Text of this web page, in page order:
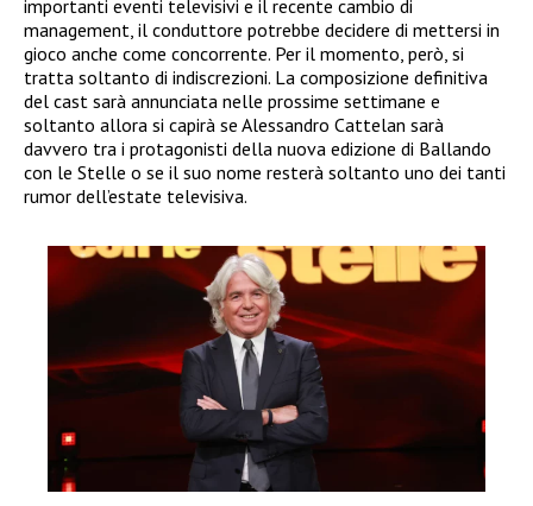
importanti eventi televisivi e il recente cambio di
management, il conduttore potrebbe decidere di mettersi in
gioco anche come concorrente. Per il momento, però, si
tratta soltanto di indiscrezioni. La composizione definitiva
del cast sarà annunciata nelle prossime settimane e
soltanto allora si capirà se Alessandro Cattelan sarà
davvero tra i protagonisti della nuova edizione di Ballando
con le Stelle o se il suo nome resterà soltanto uno dei tanti
rumor dell’estate televisiva.